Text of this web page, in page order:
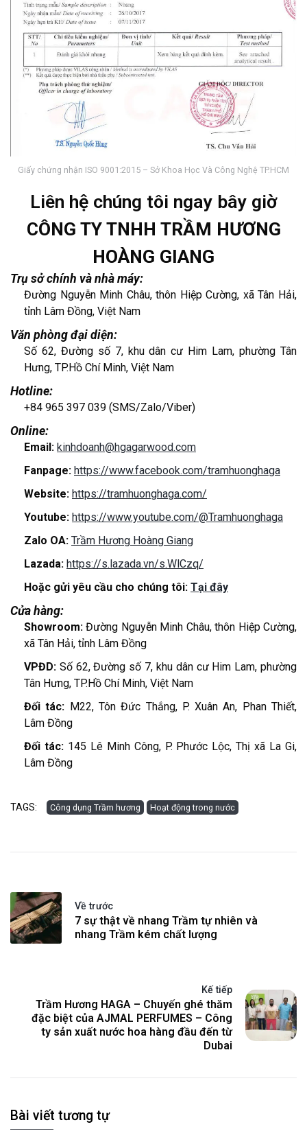
Giấy chứng nhận ISO 9001:2015 – Sở Khoa Học Và Công Nghệ TP.HCM
Liên hệ chúng tôi ngay bây giờ
CÔNG TY TNHH TRẦM HƯƠNG
HOÀNG GIANG
Trụ sở chính và nhà máy:
Đường Nguyễn Minh Châu, thôn Hiệp Cường, xã Tân Hải,
tỉnh Lâm Đồng, Việt Nam
Văn phòng đại diện:
Số 62, Đường số 7, khu dân cư Him Lam, phường Tân
Hưng, TP.Hồ Chí Minh, Việt Nam
Hotline:
+84 965 397 039 (SMS/Zalo/Viber)
Online:
Email: kinhdoanh@hgagarwood.com
Fanpage: https://www.facebook.com/tramhuonghaga
Website: https://tramhuonghaga.com/
Youtube: https://www.youtube.com/@Tramhuonghaga
Zalo OA: Trầm Hương Hoàng Giang
Lazada: https://s.lazada.vn/s.WlCzq/
Hoặc gửi yêu cầu cho chúng tôi: Tại đây
Cửa hàng:
Showroom:Đường Nguyễn Minh Châu, thôn Hiệp Cường,
xã Tân Hải, tỉnh Lâm Đồng
VPĐD: Số 62, Đường số 7, khu dân cư Him Lam, phường
Tân Hưng, TP.Hồ Chí Minh, Việt Nam
Đối tác: M22, Tôn Đức Thắng, P. Xuân An, Phan Thiết,
Lâm Đồng
Đối tác: 145 Lê Minh Công, P. Phước Lộc, Thị xã La Gi,
Lâm Đồng
TAGS: Công dụng Trầm hương Hoạt động trong nước
Về trước
7 sự thật về nhang Trầm tự nhiên và
nhang Trầm kém chất lượng
Kế tiếp
Trầm Hương HAGA – Chuyến ghé thăm
đặc biệt của AJMAL PERFUMES – Công
ty sản xuất nước hoa hàng đầu đến từ
Dubai
Bài viết tương tự